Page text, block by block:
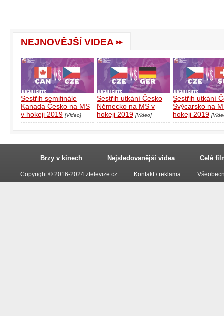
NEJNOVĚJŠÍ VIDEA
Sestřih semifinále
Kanada Česko na MS
v hokeji 2019 [Video]
Sestřih utkání Česko
Německo na MS v
hokeji 2019 [Video]
Sestřih utkání
Švýcarsko na
hokeji 2019
Brzy v kinech Nejsledovanější videa Celé
Copyright © 2016-2024 ztelevize.cz Kontakt / reklama